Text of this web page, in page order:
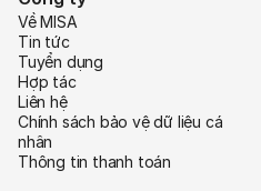
Về MISA
Tin tức
Tuyển dụng
Hợp tác
Liên hệ
Chính sách bảo vệ dữ liệu cá
nhân
Thông tin thanh toán